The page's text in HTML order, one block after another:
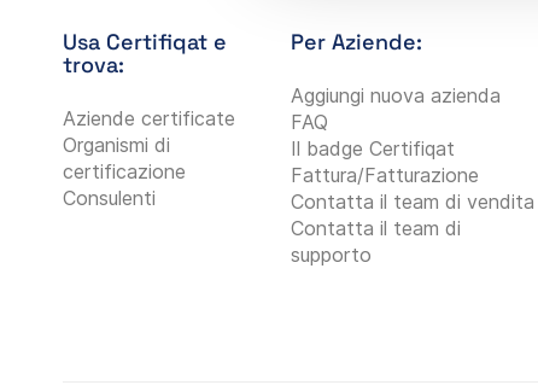
Usa Certifiqat e
trova:
Aziende certificate
Organismi di
certificazione
Consulenti
Per Aziende:
Aggiungi nuova azienda
FAQ
Il badge Certifiqat
Fattura/Fatturazione
Contatta il team di vendita
Contatta il team di
supporto